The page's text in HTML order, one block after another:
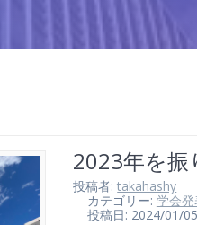
2023年を振
投稿者:takahashy
カテゴリー: 学会発
投稿日: 2024/01/05